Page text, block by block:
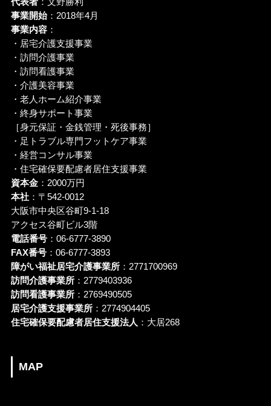
事業開始：2018年4月
事業内容：
・居宅介護支援事業
・訪問介護事業
・訪問看護事業
・介護美容事業
・老人ホーム紹介事業
・終身サポート事業
［身元保証・金銭管理・死後事務］
・足トラブル専門フットケア事業
・経営コンサル事業
・住宅確保要配慮者居住支援事業
資本金：2000万円
本社：〒542-0012
大阪市中央区谷町9-1-18
アクセス谷町ビル3階
電話番号：06-6777-3890
FAX番号：06-6777-3893
障がい福祉居宅介護事業所：2771700969
訪問介護事業所：2779403936
訪問看護事業所：2769490505
居宅介護支援事業所：2774904405
住宅確保要配慮者居住支援法人 ：大居268
MAP